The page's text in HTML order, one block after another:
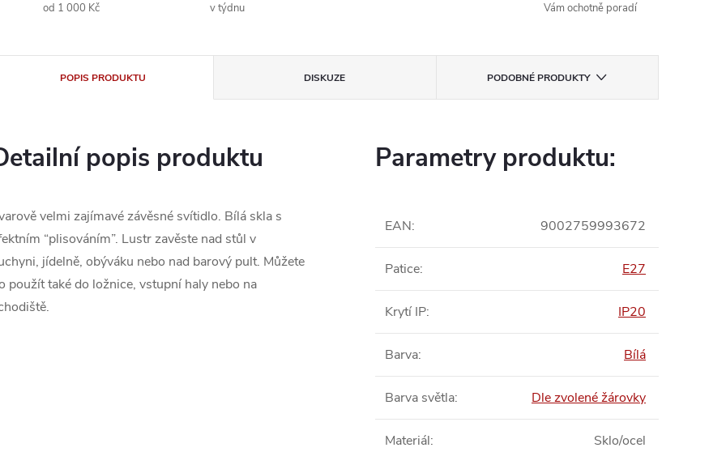
od 1 000 Kč v týdnu Vám ochotně poradí
POPIS PRODUKTU DISKUZE PODOBNÉ PRODUKTY
popis produktu
velmi zajímavé závěsné svítidlo. Bílá skla s
“plisováním”. Lustr zavěste nad stůl v
jídelně, obýváku nebo nad barový pult. Můžete
použít také do ložnice, vstupní haly nebo na
Parametry produktu:
EAN: 9002759993672
Patice: E27
Krytí IP: IP20
Barva: Bílá
Barva světla: Dle zvolené žárovky
Materiál: Sklo/ocel